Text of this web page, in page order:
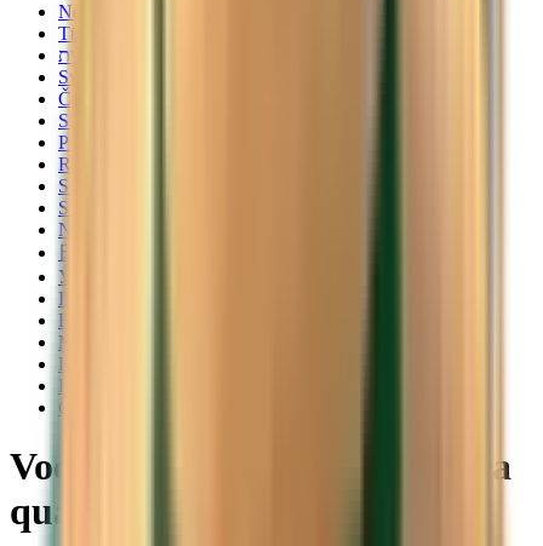
Norsk
Türkçe
עברית
Svenska
Čeština
Slovenčina
Polski
Română
Srpski
Suomi
Nederlands
日本語
Українська
Italiano
Български
Magyar
Dansk
Latviešu
Català
Voos baratos de Genebra para
qualquer lugar